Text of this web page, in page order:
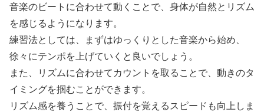
音楽のビートに合わせて動くことで、身体が自然とリズム
を感じるようになります。
練習法としては、まずはゆっくりとした音楽から始め、
徐々にテンポを上げていくと良いでしょう。
また、リズムに合わせてカウントを取ることで、動きのタ
イミングを掴むことができます。
リズム感を養うことで、振付を覚えるスピードも向上しま